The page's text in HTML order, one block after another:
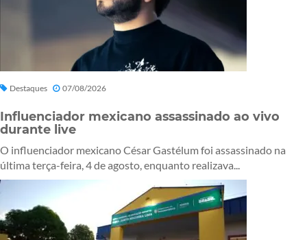
Destaques 07/08/2026
Influenciador mexicano assassinado ao vivo
durante live
O influenciador mexicano César Gastélum foi assassinado na
última terça-feira, 4 de agosto, enquanto realizava...